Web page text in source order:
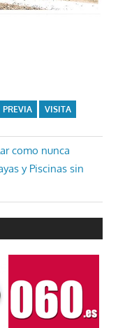
PREVIA VISITA
como nunca
y Piscinas sin